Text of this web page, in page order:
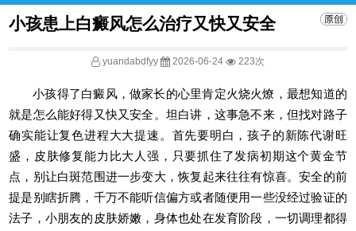
小孩患上白癜风怎么治疗又快又安全
yuandabdfyy 2026-06-24 223次
小孩得了白癜风，做家长的心里肯定火烧火燎，最想知道的
就是怎么能好得又快又安全。坦白讲，这事急不来，但找对路子
确实能让复色进程大大提速。首先要明白，孩子的新陈代谢旺
盛，皮肤修复能力比大人强，只要抓住了发病初期这个黄金节
点，别让白斑范围进一步变大，恢复起来往往有惊喜。安全的前
提是别瞎折腾，千万不能听信偏方或者随便用一些没经过验证的
法子，小朋友的皮肤娇嫩，身体也处在发育阶段，一切调理都得